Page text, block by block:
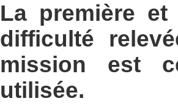
La première et
difficulté
mission est
utilisée.